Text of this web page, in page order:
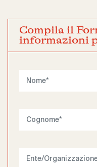
Compila il
informazioni